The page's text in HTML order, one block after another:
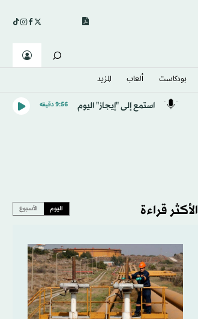
بودكاست ألعاب المزيد
استمع إلى "إيجاز" اليوم 9:56 دقيقه
الأكثر قراءة اليوم الأسبوع